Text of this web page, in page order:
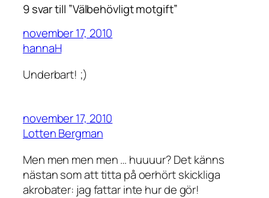
9 svar till ”Välbehövligt motgift”
november 17, 2010
hannaH
Underbart! ;)
november 17, 2010
Lotten Bergman
Men men men men … huuuur? Det känns
nästan som att titta på oerhört skickliga
akrobater: jag fattar inte hur de gör!